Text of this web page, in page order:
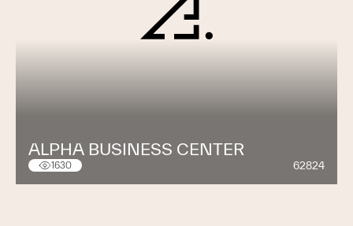
ALPHA BUSINESS CENTER
1630 62824